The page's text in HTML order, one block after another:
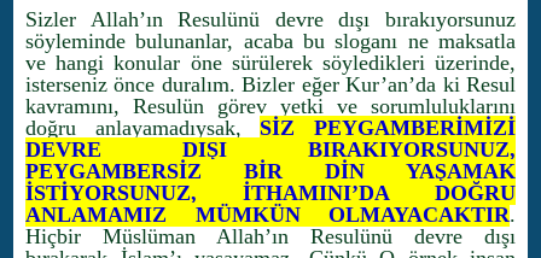
Sizler Allah’ın Resulünü devre dışı bırakıyorsunuz
söyleminde bulunanlar, acaba bu sloganı ne maksatla
ve hangi konular öne sürülerek söyledikleri üzerinde,
isterseniz önce duralım. Bizler eğer Kur’an’da ki Resul
kavramını, Resulün görev yetki ve sorumluluklarını
doğru anlayamadıysak, SİZ PEYGAMBERİMİZİ
DEVRE DIŞI BIRAKIYORSUNUZ,
PEYGAMBERSİZ BİR DİN YAŞAMAK
İSTİYORSUNUZ, İTHAMINI’DA DOĞRU
ANLAMAMIZ MÜMKÜN OLMAYACAKTIR.
Hiçbir Müslüman Allah’ın Resulünü devre dışı